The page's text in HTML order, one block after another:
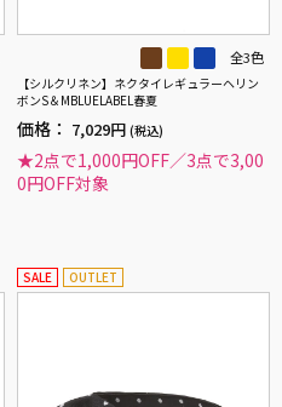
全3色
【シルクリネン】ネクタイレギュラーヘリン
ボンS＆MBLUELABEL春夏
価格： 7,029円 (税込)
★2点で1,000円OFF／3点で3,00
0円OFF対象
SALE OUTLET